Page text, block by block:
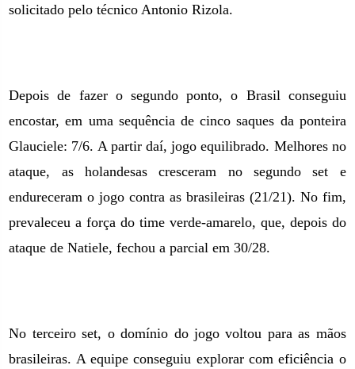
solicitado pelo técnico Antonio Rizola.
Depois de fazer o segundo ponto, o Brasil conseguiu
encostar, em uma sequência de cinco saques da ponteira
Glauciele: 7/6. A partir daí, jogo equilibrado. Melhores no
ataque, as holandesas cresceram no segundo set e
endureceram o jogo contra as brasileiras (21/21). No fim,
prevaleceu a força do time verde-amarelo, que, depois do
ataque de Natiele, fechou a parcial em 30/28.
No terceiro set, o domínio do jogo voltou para as mãos
brasileiras. A equipe conseguiu explorar com eficiência o